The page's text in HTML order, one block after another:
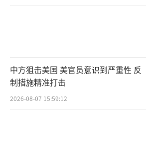
中方狙击美国 美官员意识到严重性 反
制措施精准打击
2026-08-07 15:59:12